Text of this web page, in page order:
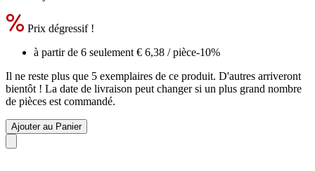
Prix dégressif !
à partir de 6 seulement € 6,38 / pièce-10%
Il ne reste plus que 5 exemplaires de ce produit. D'autres arriveront
bientôt ! La date de livraison peut changer si un plus grand nombre
de pièces est commandé.
Ajouter au Panier